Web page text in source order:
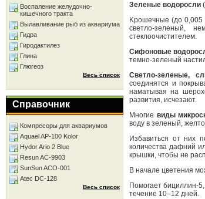
Зеленые водоросли
Kрошечные (до 0,005
светло-зеленый,
стеклоочистителем.
Сифоновые
темно-зеленый
Светло-зеленые,
соединятся и
наматывая на
развития, исчезают.
Многие виды
воду в зеленый,
Избавиться от них
количества дафний
крышки, чтобы не
В начале цветения
Помогает бициллин-
течение 10–12 дней.
Воспаление желудочно-
кишечного тракта
Вылавливание рыб из аквариума
Гидра
Гиродактилез
Глина
Глюгеоз
Весь список
Справочник
Компресоры для аквариумов
Aquael AP-100 Kolor
Hydor Ario 2 Blue
Resun AC-9903
SunSun ACO-001
Atec DC-128
Весь список